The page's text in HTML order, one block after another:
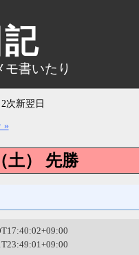
2次新翌日
»
モ書いたり
土） 先勝